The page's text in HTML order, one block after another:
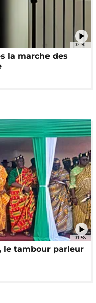
02:30
la marche des
01:58
le tambour parleur